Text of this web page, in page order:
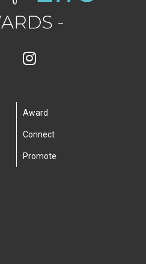
Award
Connect
Promote